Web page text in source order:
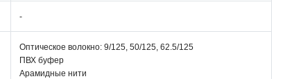
-
Оптическое волокно: 9/125, 50/125, 62.5/125
ПВХ буфер
Арамидные нити